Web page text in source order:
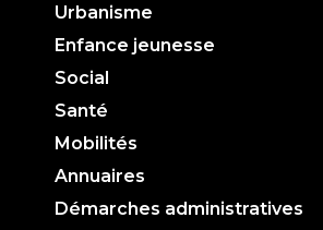
Urbanisme
Enfance jeunesse
Social
Santé
Mobilités
Annuaires
Démarches administratives